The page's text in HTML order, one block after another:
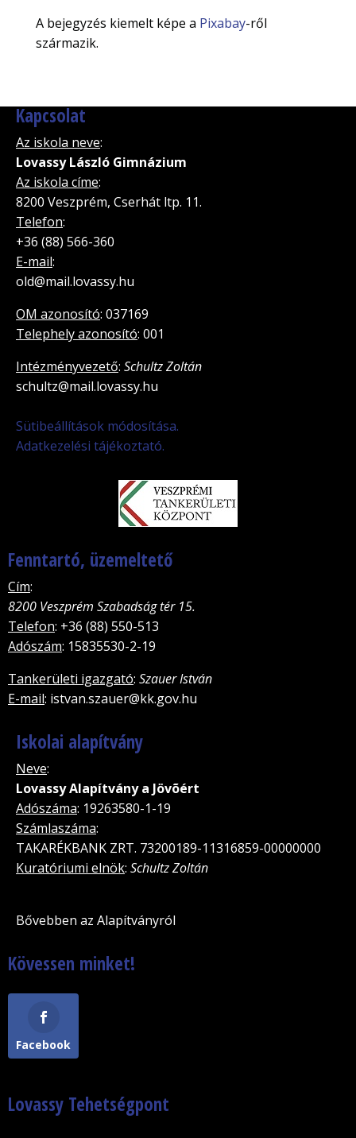
A bejegyzés kiemelt képe a Pixabay-ről
származik.
Kapcsolat
Az iskola neve:
Lovassy László Gimnázium
Az iskola címe:
8200 Veszprém, Cserhát ltp. 11.
Telefon:
+36 (88) 566-360
E-mail:
old@mail.lovassy.hu
OM azonosító: 037169
Telephely azonosító: 001
Intézményvezető: Schultz Zoltán
schultz@mail.lovassy.hu
Sütibeállítások módosítása.
Adatkezelési tájékoztató.
Fenntartó, üzemeltető
Cím:
8200 Veszprém Szabadság tér 15.
Telefon: +36 (88) 550-513
Adószám: 15835530-2-19
Tankerületi igazgató: Szauer István
E-mail: istvan.szauer@kk.gov.hu
Iskolai alapítvány
Neve:
Lovassy Alapítvány a Jövõért
Adószáma: 19263580-1-19
Számlaszáma:
TAKARÉKBANK ZRT. 73200189-11316859-00000000
Kuratóriumi elnök: Schultz Zoltán
Bővebben az Alapítványról
Kövessen minket!
Facebook
Lovassy Tehetségpont